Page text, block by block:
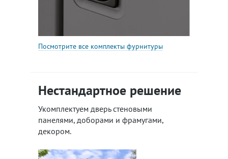
Посмотрите все комплекты фурнитуры
Нестандартное решение
Укомплектуем дверь стеновыми
панелями, доборами и фрамугами,
декором.